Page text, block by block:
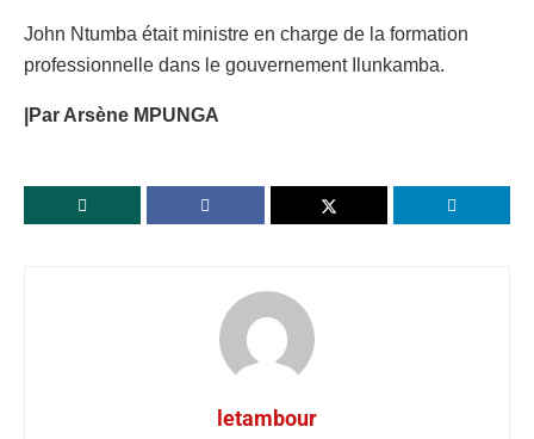
John Ntumba était ministre en charge de la formation
professionnelle dans le gouvernement Ilunkamba.
|Par Arsène MPUNGA
letambour